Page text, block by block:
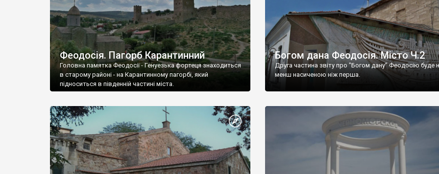
Феодосія. Пагорб Карантинний
Головна памятка Феодосії - Генуезька фортеця знаходиться
в старому районі - на Карантинному пагорбі, який
підноситься в південній частині міста.
Богом дана Феодосія. Місто Ч.2
Друга частина звіту про "Богом дану" Феодосію буде
менш насиченою ніж перша.